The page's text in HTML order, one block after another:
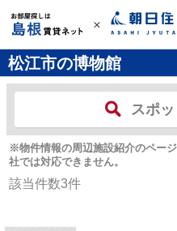
松江市の博物館
スポ
※物件情報の周辺施設紹介のペー
社では対応できません。
該当件数3件